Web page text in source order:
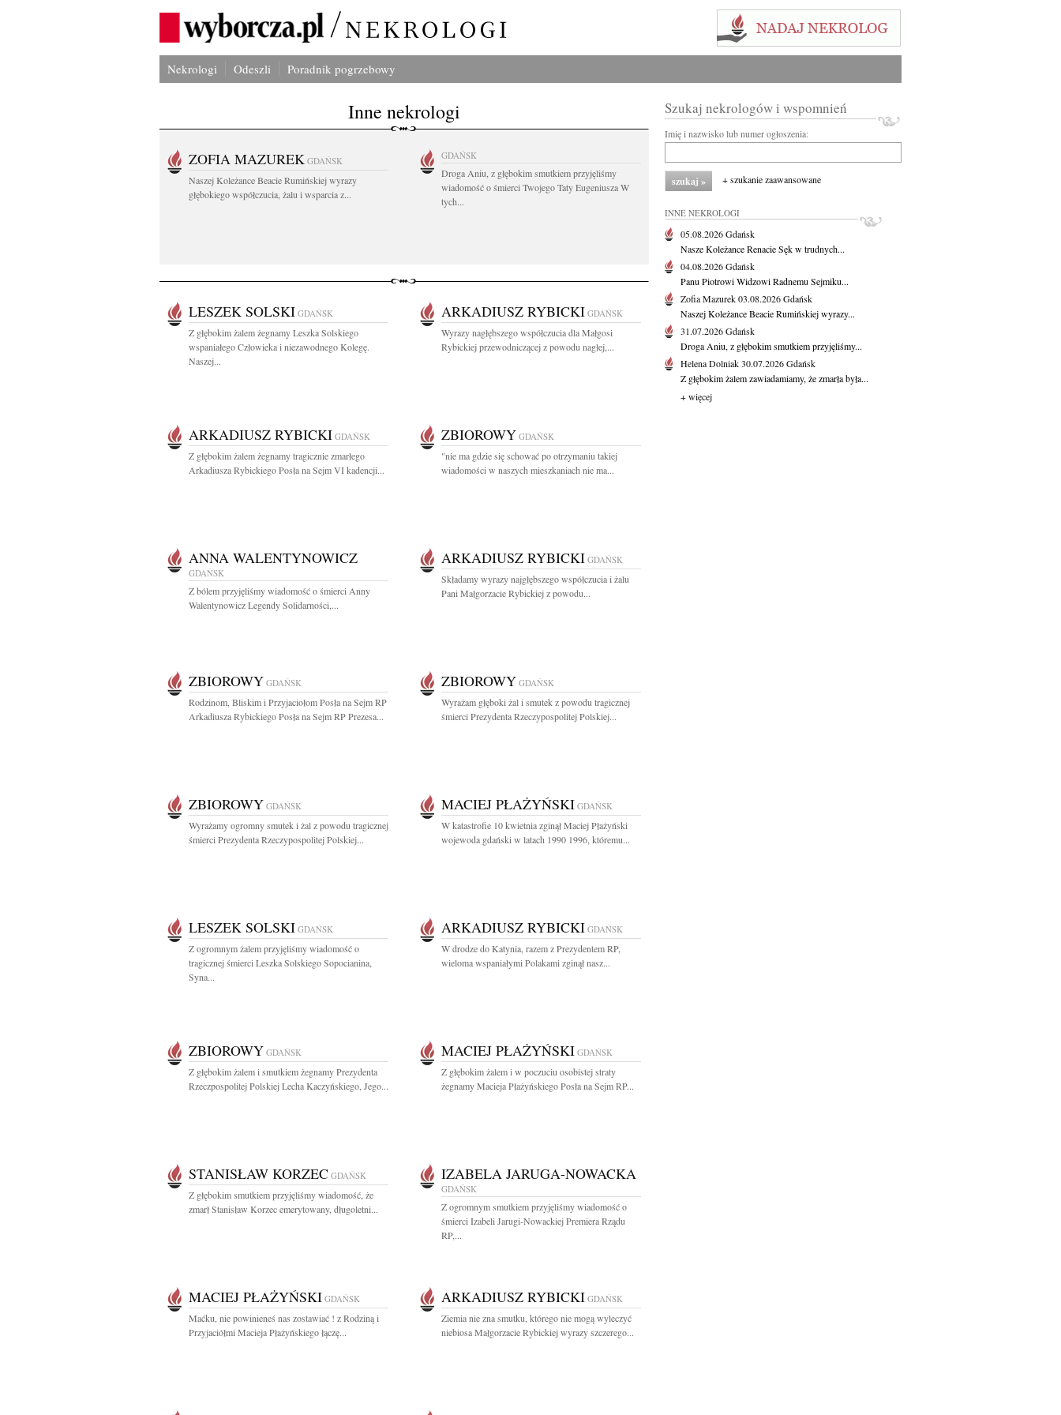
Nekrologi Odeszli Poradnik pogrzebowy
Inne nekrologi
ZOFIA MAZUREK GDAŃSK
Naszej Koleżance Beacie Rumińskiej wyrazy
głębokiego współczucia, żalu i wsparcia z...
GDAŃSK
Droga Aniu, z głębokim smutkiem przyjęliśmy
wiadomość o śmierci Twojego Taty Eugeniusza W
tych...
LESZEK SOLSKI GDAŃSK
Z głębokim żalem żegnamy Leszka Solskiego
wspaniałego Człowieka i niezawodnego Kolegę.
Naszej...
ARKADIUSZ RYBICKI GDAŃSK
Wyrazy nagłębszego współczucia dla Małgosi
Rybickiej przewodniczącej z powodu nagłej,...
ARKADIUSZ RYBICKI GDAŃSK
Z głębokim żalem żegnamy tragicznie zmarłego
Arkadiusza Rybickiego Posła na Sejm VI kadencji...
ZBIOROWY GDAŃSK
"nie ma gdzie się schować po otrzymaniu takiej
wiadomości w naszych mieszkaniach nie ma...
ANNA WALENTYNOWICZ
GDAŃSK
Z bólem przyjęliśmy wiadomość o śmierci Anny
Walentynowicz Legendy Solidarności,...
ARKADIUSZ RYBICKI GDAŃSK
Składamy wyrazy najgłębszego współczucia i żalu
Pani Małgorzacie Rybickiej z powodu...
ZBIOROWY GDAŃSK
Rodzinom, Bliskim i Przyjaciołom Posła na Sejm RP
Arkadiusza Rybickiego Posła na Sejm RP Prezesa...
ZBIOROWY GDAŃSK
Wyrażam głęboki żal i smutek z powodu tragicznej
śmierci Prezydenta Rzeczypospolitej Polskiej...
ZBIOROWY GDAŃSK
Wyrażamy ogromny smutek i żal z powodu tragicznej
śmierci Prezydenta Rzeczypospolitej Polskiej...
MACIEJ PŁAŻYŃSKI GDAŃSK
W katastrofie 10 kwietnia zginął Maciej Płażyński
wojewoda gdański w latach 1990 1996, któremu...
LESZEK SOLSKI GDAŃSK
Z ogromnym żalem przyjęliśmy wiadomość o
tragicznej śmierci Leszka Solskiego Sopocianina,
Syna...
ARKADIUSZ RYBICKI GDAŃSK
W drodze do Katynia, razem z Prezydentem RP,
wieloma wspaniałymi Polakami zginął nasz...
ZBIOROWY GDAŃSK
Z głębokim żalem i smutkiem żegnamy Prezydenta
Rzeczpospolitej Polskiej Lecha Kaczyńskiego, Jego...
MACIEJ PŁAŻYŃSKI GDAŃSK
Z głębokim żalem i w poczuciu osobistej straty
żegnamy Macieja Płażyńskiego Posła na Sejm RP...
STANISŁAW KORZEC GDAŃSK
Z głębokim smutkiem przyjęliśmy wiadomość, że
zmarł Stanisław Korzec emerytowany, długoletni...
IZABELA JARUGA-NOWACKA
GDAŃSK
Z ogromnym smutkiem przyjęliśmy wiadomość o
śmierci Izabeli Jarugi-Nowackiej Premiera Rządu
RP,...
MACIEJ PŁAŻYŃSKI GDAŃSK
Maćku, nie powinieneś nas zostawiać ! z Rodziną i
Przyjaciółmi Macieja Płażyńskiego łączę...
ARKADIUSZ RYBICKI GDAŃSK
Ziemia nie zna smutku, którego nie mogą wyleczyć
niebiosa Małgorzacie Rybickiej wyrazy szczerego...
Szukaj nekrologów i wspomnień
Imię i nazwisko lub numer ogłoszenia:
+ szukanie zaawansowane
INNE NEKROLOGI
05.08.2026Gdańsk
Nasze Koleżance Renacie Sęk w trudnych...
04.08.2026Gdańsk
Panu Piotrowi Widzowi Radnemu Sejmiku...
Zofia Mazurek03.08.2026Gdańsk
Naszej Koleżance Beacie Rumińskiej wyrazy...
31.07.2026Gdańsk
Droga Aniu, z głębokim smutkiem przyjęliśmy...
Helena Dolniak30.07.2026Gdańsk
Z głębokim żalem zawiadamiamy, że zmarła była...
+ więcej